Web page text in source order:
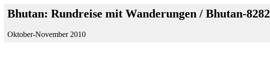
Bhutan: Rundreise mit Wanderungen / Bhutan-8282
Oktober-November 2010